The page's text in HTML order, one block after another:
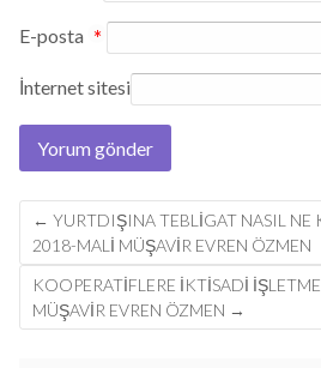
E-posta *
İnternet sitesi
Post
navigation
← YURTDIŞINA TEBLIGAT NASIL NE
2018-MALI MÜŞAVIR EVREN ÖZMEN
KOOPERATIFLERE IKTISADI
MÜŞAVIR EVREN ÖZMEN →